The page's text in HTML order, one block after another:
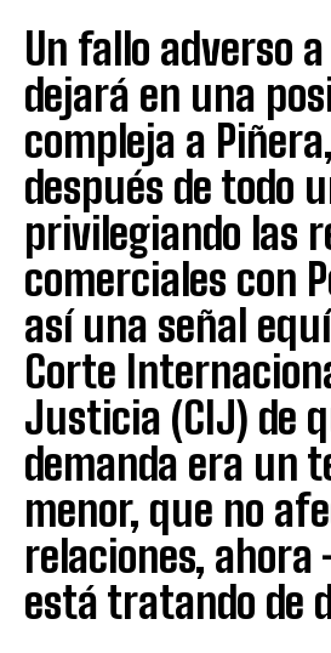
Un fallo adverso
dejará en una
compleja a
después de todo
privilegiando las
comerciales con
así una señal
Corte
Justicia (CIJ) de
demanda era un
menor, que no
relaciones, ahora
está tratando de